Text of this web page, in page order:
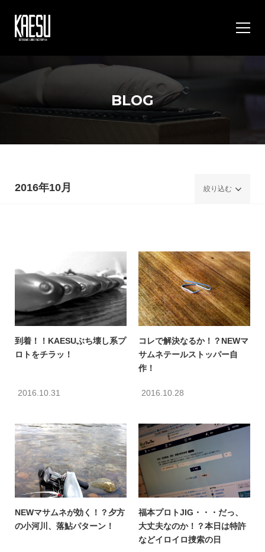
BLOG
2016年10月 絞り込む
到着！！KAESUぶち壊し系プ
ロトをチラッ！
2016.10.31
コレで解決なるか！？NEWマ
サムネテールストッパー自
作！
2016.10.28
NEWマサムネが効く！？夕方
の小河川、落鮎パターン！
福本プロトJIG・・・だっ、
大丈夫なのか！？本日は特許
などイロイロ捜索の日